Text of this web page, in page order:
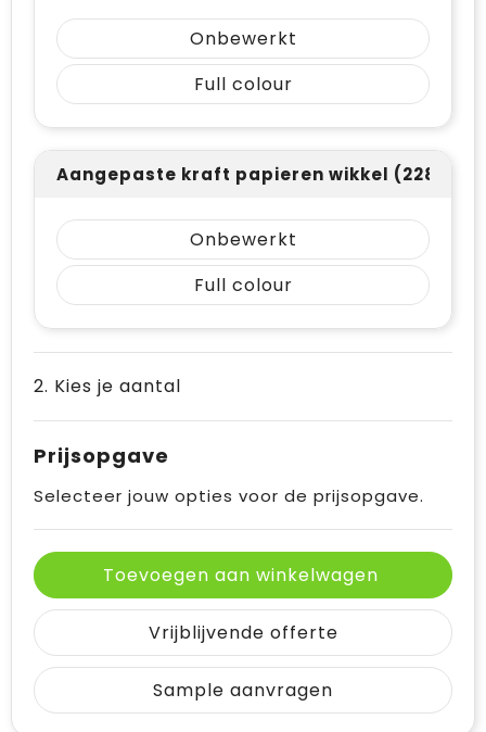
Onbewerkt
Full colour
Aangepaste kraft papieren wikkel (228 x
Onbewerkt
Full colour
2. Kies je aantal
Prijsopgave
Selecteer jouw opties voor de prijsopgave.
Toevoegen aan winkelwagen
Vrijblijvende offerte
Sample aanvragen